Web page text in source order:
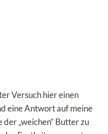
Versuch hier einen
eine Antwort auf meine
„weichen“ Butter zu